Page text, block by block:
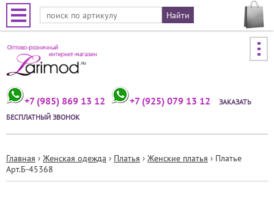
Jump to navigation
+7 (985) 869 13 12 +7 (925) 079 13 12
ЗАКАЗАТЬ
БЕСПЛАТНЫЙ ЗВОНОК
Вы
Главная › Женская одежда › Платья › Женские платья › Платье
Арт.Б-45368